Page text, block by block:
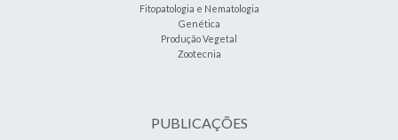
Fitopatologia e Nematologia
Genética
Produção Vegetal
Zootecnia
PUBLICAÇÕES